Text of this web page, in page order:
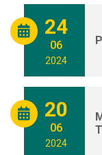
24
06
2024
20
06
2024